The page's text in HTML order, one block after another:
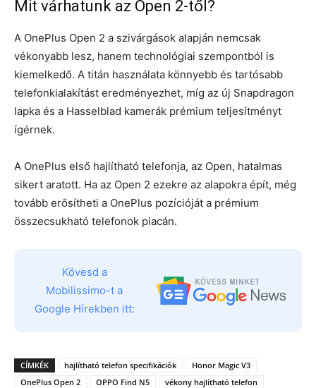
Mit várhatunk az Open 2-től?
A OnePlus Open 2 a szivárgások alapján nemcsak
vékonyabb lesz, hanem technológiai szempontból is
kiemelkedő. A titán használata könnyebb és tartósabb
telefonkialakítást eredményezhet, míg az új Snapdragon
lapka és a Hasselblad kamerák prémium teljesítményt
ígérnek.
A OnePlus első hajlítható telefonja, az Open, hatalmas
sikert aratott. Ha az Open 2 ezekre az alapokra épít, még
tovább erősítheti a OnePlus pozícióját a prémium
összecsukható telefonok piacán.
Kövesd a
Mobilissimo-t a
Google Hírekben itt:
CÍMKÉK hajlítható telefon specifikációk
Honor Magic V3
OnePlus Open 2
OPPO Find N5 vékony hajlítható telefon